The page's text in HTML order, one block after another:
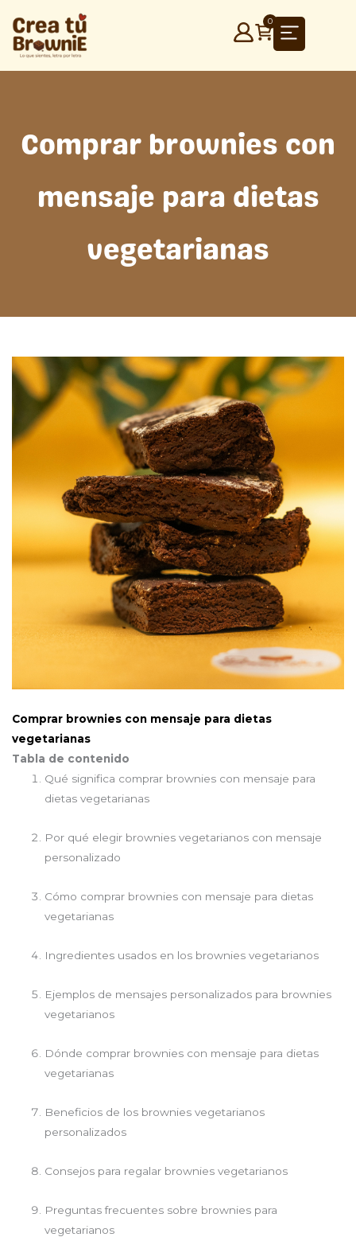
contenido
0
Comprar brownies con
mensaje para dietas
vegetarianas
Comprar brownies con mensaje para dietas
vegetarianas
Tabla de contenido
Qué significa comprar brownies con mensaje para
dietas vegetarianas
Por qué elegir brownies vegetarianos con mensaje
personalizado
Cómo comprar brownies con mensaje para dietas
vegetarianas
Ingredientes usados en los brownies vegetarianos
Ejemplos de mensajes personalizados para brownies
vegetarianos
Dónde comprar brownies con mensaje para dietas
vegetarianas
Beneficios de los brownies vegetarianos
personalizados
Consejos para regalar brownies vegetarianos
Preguntas frecuentes sobre brownies para
vegetarianos